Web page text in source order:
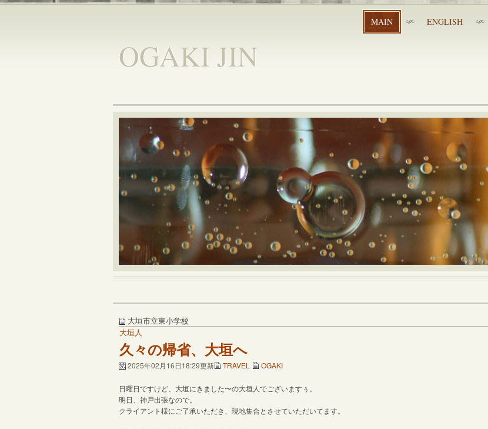
MAIN ENGLISH
OGAKI JIN
大垣市立東小学校
大垣人
久々の帰省、大垣へ
2025年02月16日18:29更新 TRAVEL OGAKI
日曜日ですけど、大垣にきました〜の大垣人でございますぅ。
明日、神戸出張なので。
クライアント様にご了承いただき、現地集合とさせていただいてます。